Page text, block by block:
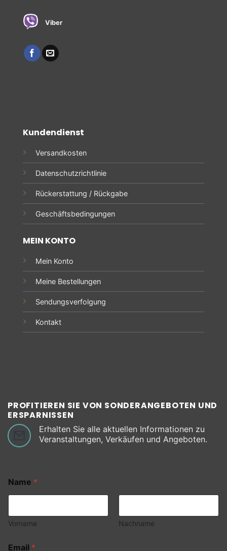
Viber
Kundendienst
Versandkosten
Datenschutzrichtlinie
Rückerstattung / Rückgabe
Geschäftsbedingungen
MEIN KONTO
Mein Konto
Meine Bestellungen
Sendungsverfolgung
Kontakt
PROFITIEREN SIE VON SONDERANGEBOTEN UND
ERSPARNISSEN
Erhalten Sie alle aktuellen Informationen zu
Veranstaltungen, Verkäufen und Angeboten.
Name *
Vorname Nachname
Email *